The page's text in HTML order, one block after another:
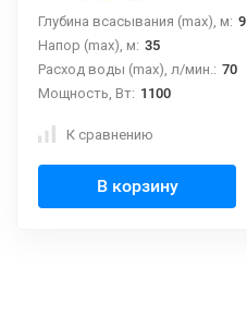
Глубина всасывания (max), м: 9
Напор (max), м: 35
Расход воды (max), л/мин.: 70
Мощность, Вт: 1100
К сравнению
В корзину